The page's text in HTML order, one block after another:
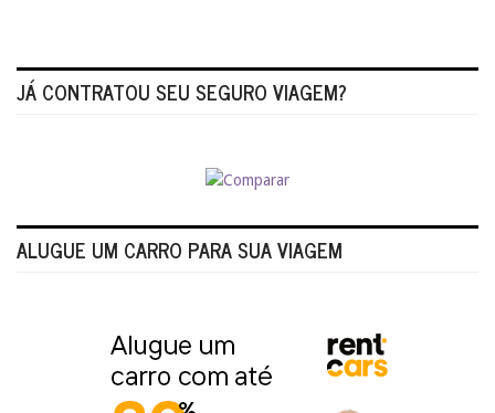
JÁ CONTRATOU SEU SEGURO VIAGEM?
ALUGUE UM CARRO PARA SUA VIAGEM